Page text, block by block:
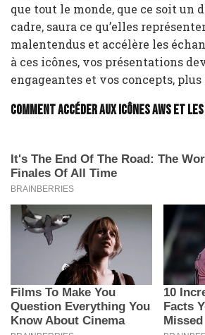
que tout le monde, que ce soit un
cadre, saura ce qu’elles
malentendus et accélère les
à ces icônes, vos présentations
engageantes et vos concepts, plus
Comment accéder aux icônes AWS et